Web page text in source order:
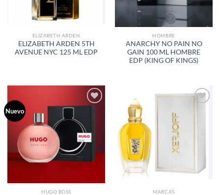
ELIZABETH ARDEN
ELIZABETH ARDEN 5TH
AVENUE NYC 125 ML EDP
HOMBRE
ANARCHY NO PAIN NO
GAIN 100 ML HOMBRE
EDP (KING OF KINGS)
Nuevo
A LA
LISTA
DE
DESEOS
HUGO BOSS MARCAS